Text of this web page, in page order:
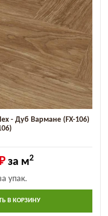
- Дуб Вармане (FX-106)
за м2
упак.
В КОРЗИНУ